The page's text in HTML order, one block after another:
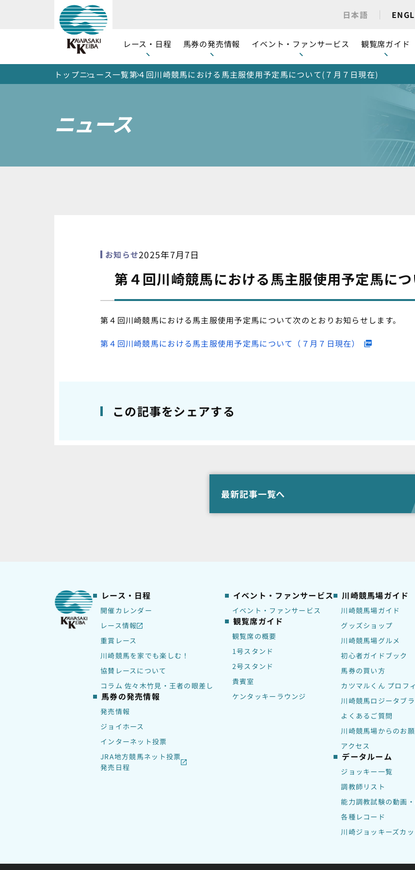
日本語
レース・日程 馬券の発売情報 イベント・ファンサービス 観覧席ガイド
トップニュース一覧第４回川崎競馬における馬主服使用予定馬について(７月７日現在)
ニュース
お知らせ2025年7月7日
第４回川崎競馬における馬主服使用予定馬に
第４回川崎競馬における馬主服使用予定馬について次のとおりお知らせします。
第４回川崎競馬における馬主服使用予定馬について（７月７日現在）
この記事をシェアする
最新記事一覧へ
レース・日程
開催カレンダー
レース情報
重賞レース
川崎競馬を家でも楽しむ！
協賛レースについて
コラム 佐々木竹見・王者の眼差し
馬券の発売情報
発売情報
ジョイホース
インターネット投票
JRA地方競馬ネット投票
発売日程
イベント・ファンサービス
イベント・ファンサービス
観覧席ガイド
観覧席の概要
1号スタンド
2号スタンド
貴賓室
ケンタッキーラウンジ
川崎競馬場ガイド
川崎競馬場ガイド
グッズショップ
川崎競馬場グルメ
初心者ガイドブック
馬券の買い方
カツマルくん プロフ
川崎競馬ロジータブ
よくあるご質問
川崎競馬場からのお
アクセス
データルーム
ジョッキー一覧
調教師リスト
能力調教試験の動画
各種レコード
川崎ジョッキーズカ